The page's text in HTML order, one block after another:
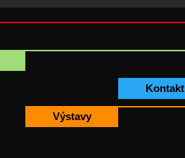
Výstavy
Kontakt